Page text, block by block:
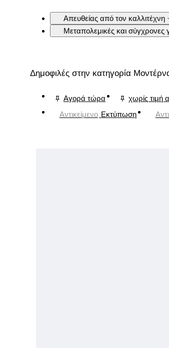
Απευθείας από τον καλλιτέχνη
Μεταπολεμικές και σύγχρονες
Δημοφιλές στην κατηγορία
Αγορά τώρα χωρίς τιμή
Αντικείμενο Εκτύπωση